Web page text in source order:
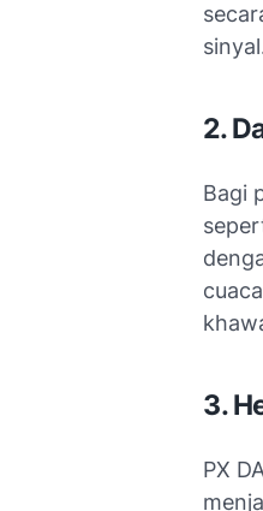
2.
Bagi
3.
PX